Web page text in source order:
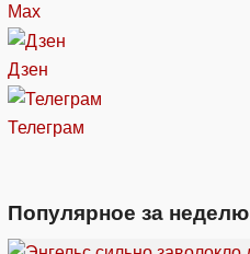
Max
Дзен
Телеграм
Популярное за неделю